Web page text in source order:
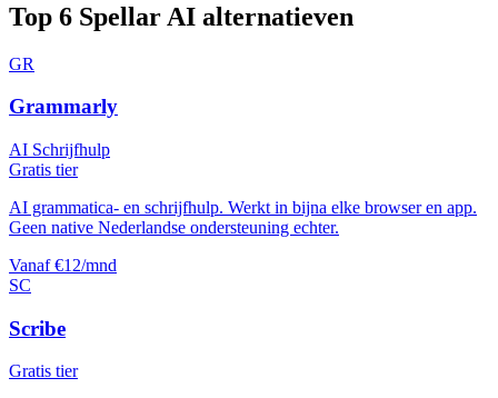
Top 6 Spellar AI alternatieven
GR
Grammarly
AI Schrijfhulp
Gratis tier
AI grammatica- en schrijfhulp. Werkt in bijna elke browser en app.
Geen native Nederlandse ondersteuning echter.
Vanaf €12/mnd
SC
Scribe
Gratis tier